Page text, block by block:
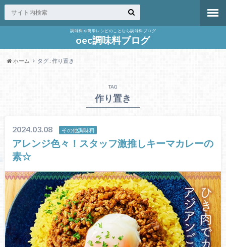
調味料や簡単レシピのことなら調味料ブログ
oec調味料ブログ
ホーム タグ : 作り置き
TAG
作り置き
2024.03.08 その他調味料
アレンジ色々！スタッフ激推しキーマカレーの
素☆